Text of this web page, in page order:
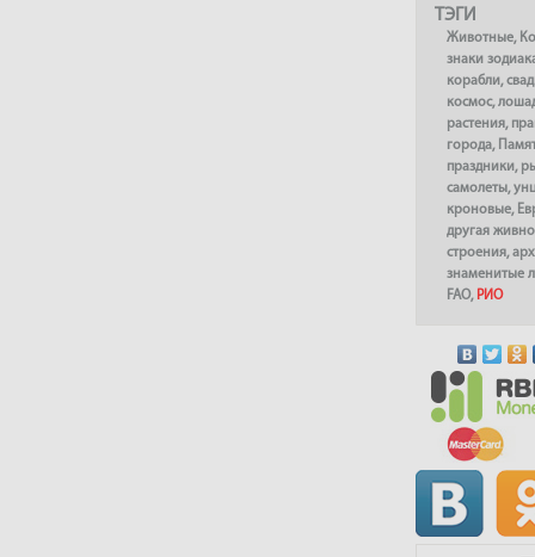
ТЭГИ
Животные,
знаки
корабли,
космос,
растения,
города,
праздники,
самолеты,
кроновые,
другая
строения,
знаменитые
FAO, РИО